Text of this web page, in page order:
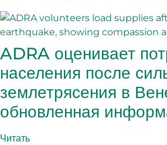
ADRA оценивает
населения после
землетрясения в
обновленная
Читать